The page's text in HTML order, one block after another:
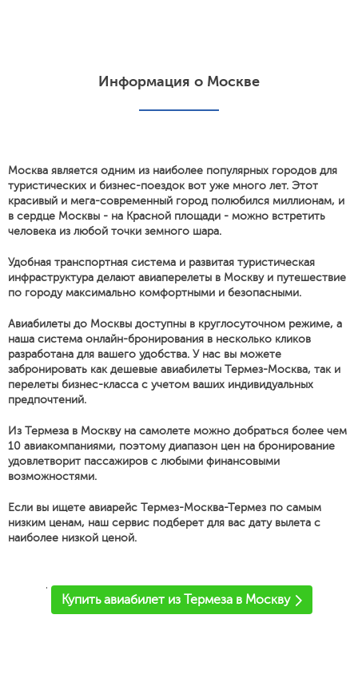
Информация о Москве
Москва является одним из наиболее популярных городов для
туристических и бизнес-поездок вот уже много лет. Этот
красивый и мега-современный город полюбился миллионам, и
в сердце Москвы - на Красной площади - можно встретить
человека из любой точки земного шара.
Удобная транспортная система и развитая туристическая
инфраструктура делают авиаперелеты в Москву и путешествие
по городу максимально комфортными и безопасными.
Авиабилеты до Москвы доступны в круглосуточном режиме, а
наша система онлайн-бронирования в несколько кликов
разработана для вашего удобства. У нас вы можете
забронировать как дешевые авиабилеты Термез-Москва, так и
перелеты бизнес-класса с учетом ваших индивидуальных
предпочтений.
Из Термеза в Москву на самолете можно добраться более чем
10 авиакомпаниями, поэтому диапазон цен на бронирование
удовлетворит пассажиров с любыми финансовыми
возможностями.
Если вы ищете авиарейс Термез-Москва-Термез по самым
низким ценам, наш сервис подберет для вас дату вылета с
наиболее низкой ценой.
'
Купить авиабилет из Термеза в Москву